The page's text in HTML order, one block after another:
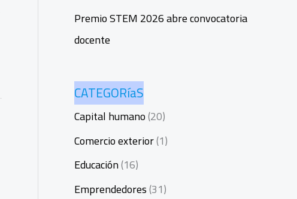
Premio STEM 2026 abre convocatoria
docente
CATEGORíaS
Capital humano(20)
Comercio exterior(1)
Educación(16)
Emprendedores(31)